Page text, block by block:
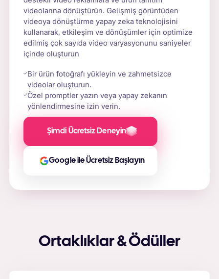
videolarına dönüştürün. Gelişmiş görüntüden
videoya dönüştürme yapay zeka teknolojisini
kullanarak, etkileşim ve dönüşümler için optimize
edilmiş çok sayıda video varyasyonunu saniyeler
içinde oluşturun
Bir ürün fotoğrafı yükleyin ve zahmetsizce
videolar oluşturun.
Özel promptler yazın veya yapay zekanın
yönlendirmesine izin verin.
Şimdi Ücretsiz Deneyin
Google ile Ücretsiz Başlayın
Ortaklıklar & Ödüller